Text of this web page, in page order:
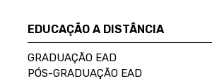
EDUCAÇÃO A DISTÂNCIA
GRADUAÇÃO EAD
PÓS-GRADUAÇÃO EAD